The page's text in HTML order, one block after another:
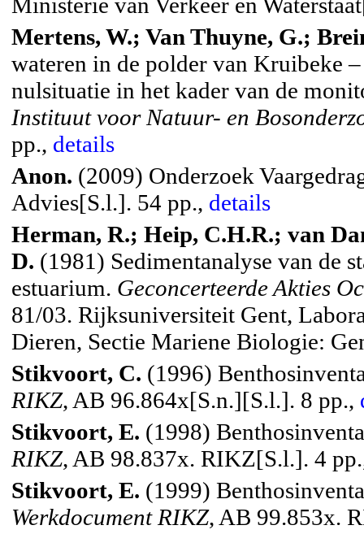
Mertens, W.; Van Thuyne, G.;
wateren in de polder van Kruibeke
nulsituatie in het kader van de
Instituut voor Natuur- en
pp., details
Anon. (2009) Onderzoek
Advies[S.l.]. 54 pp., details
Herman, R.; Heip, C.H.R.; van
D. (1981) Sedimentanalyse van de
estuarium. Geconcerteerde Akties
81/03. Rijksuniversiteit Gent,
Dieren, Sectie Mariene Biologie:
Stikvoort, C. (1996)
RIKZ, AB 96.864x[S.n.][S.l.]. 8 pp.,
Stikvoort, E. (1998)
RIKZ, AB 98.837x. RIKZ[S.l.]. 4
Stikvoort, E. (1999)
Werkdocument RIKZ, AB 99.853x.